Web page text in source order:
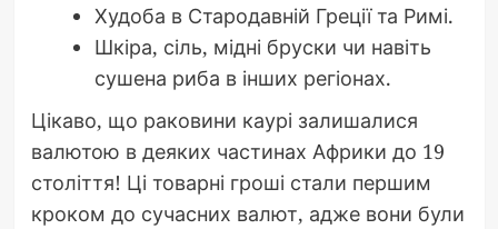
Худоба в Стародавній Греції та Римі.
Шкіра, сіль, мідні бруски чи навіть
сушена риба в інших регіонах.
Цікаво, що раковини каурі залишалися
валютою в деяких частинах Африки до 19
століття! Ці товарні гроші стали першим
кроком до сучасних валют, адже вони були